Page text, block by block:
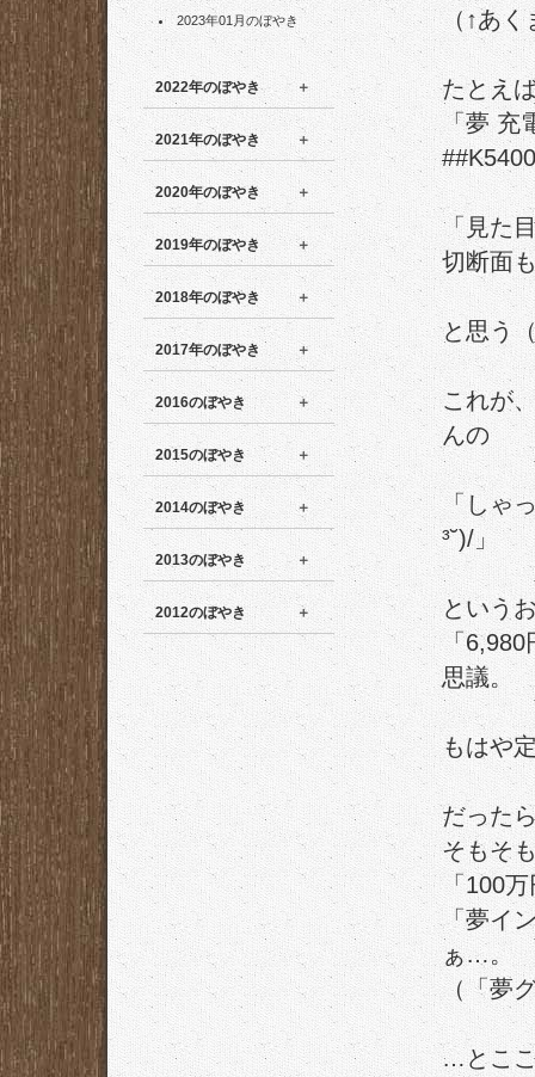
2023年01月のぼやき
2022年のぼやき
2021年のぼやき
2020年のぼやき
2019年のぼやき
2018年のぼやき
2017年のぼやき
2016のぼやき
2015のぼやき
2014のぼやき
2013のぼやき
2012のぼやき
（↑あ
たとえ
「夢 充
「見た
切断面
と思う
これが
んの
「しゃ
³˘)/」
という
「
思議。
もはや
だった
そもそ
「100
「夢イ
ぁ…。
（「夢
…とこ